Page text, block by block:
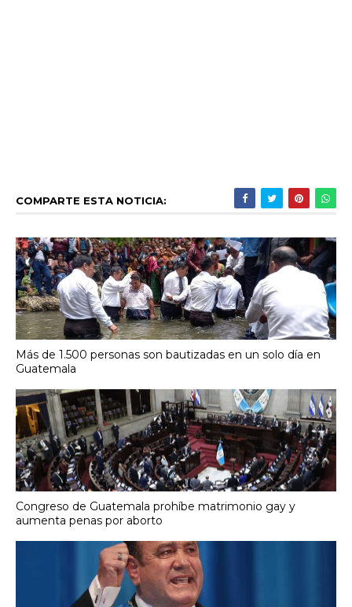
COMPARTE ESTA NOTICIA:
Más de 1.500 personas son bautizadas en un solo día en
Guatemala
Congreso de Guatemala prohíbe matrimonio gay y
aumenta penas por aborto